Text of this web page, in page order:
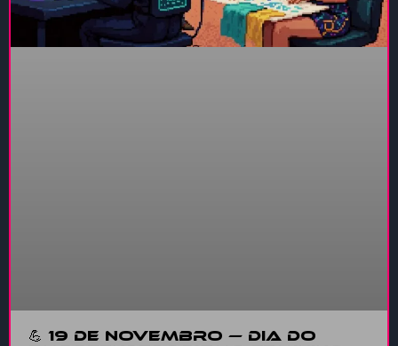
💪 19 de Novembro — Dia do